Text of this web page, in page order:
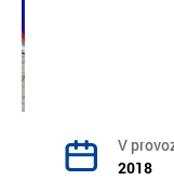
V
2018